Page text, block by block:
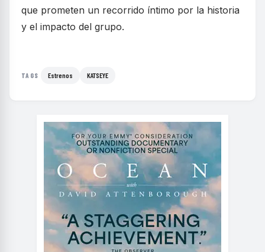
que prometen un recorrido íntimo por la historia
y el impacto del grupo.
TAGS Estrenos KATSEYE